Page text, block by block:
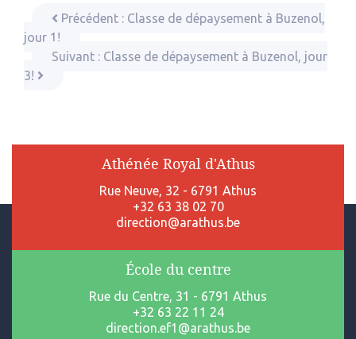
Précédent : Classe de dépaysement à Buzenol,
jour 1!
Suivant : Classe de dépaysement à Buzenol, jour
3!
Athénée Royal d'Athus
Rue Neuve, 32 - 6791 Athus
+32 63 38 02 70
direction@arathus.be
École du centre
Rue du Centre, 31 - 6791 Athus
+32 63 22 11 24
direction.ef1@arathus.be